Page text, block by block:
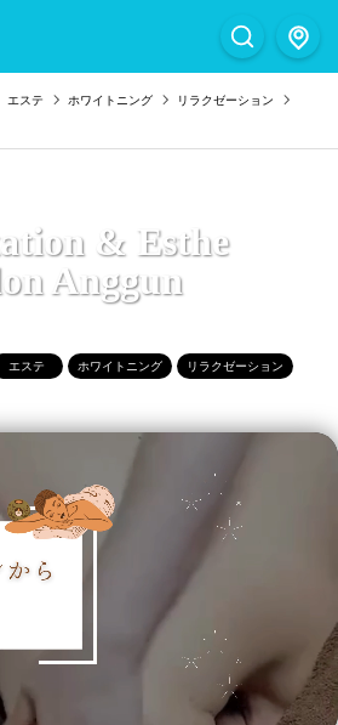
エステ ホワイトニング
リラクゼーション
& Esthe
Anggun
エステ ホワイトニング リラクゼーション